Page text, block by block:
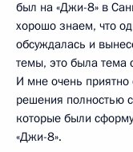
был на «Джи-8» в
хорошо знаем, что
обсуждалась и
темы, это была тема
И мне очень приятно
решения полностью
которые были
«Джи-8».